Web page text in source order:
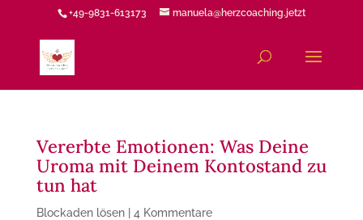
+49-9831-613173 manuela@herzcoaching.jetzt
Vererbte Emotionen: Was Deine
Uroma mit Deinem Kontostand zu
tun hat
Blockaden lösen| 4 Kommentare